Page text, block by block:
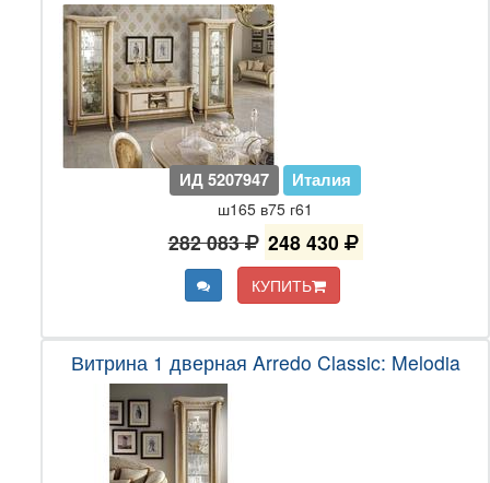
ИД 5207947 Италия
ш165 в75 г61
282 083 248 430
КУПИТЬ
Витрина 1 дверная Arredo Classic: Melodia